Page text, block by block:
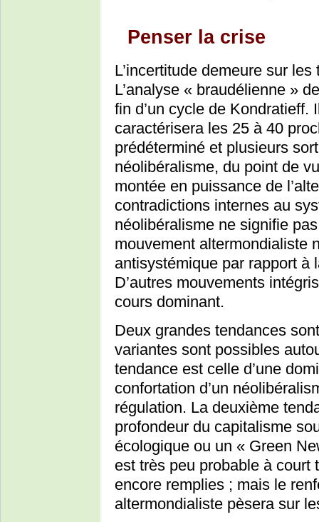
Penser la crise
L’incertitude demeure sur
L’analyse « braudélienne »
fin d’un cycle de Kondratieff.
caractérisera les 25 à 40
prédéterminé et plusieurs
néolibéralisme, du point de
montée en puissance de
contradictions internes au
néolibéralisme ne signifie
mouvement altermondialiste
antisystémique par rapport à
D’autres mouvements
cours dominant.
Deux grandes tendances
variantes sont possibles
tendance est celle d’une
confortation d’un
régulation. La deuxième
profondeur du capitalisme
écologique ou un « Green
est très peu probable à court
encore remplies ; mais le
altermondialiste pèsera sur